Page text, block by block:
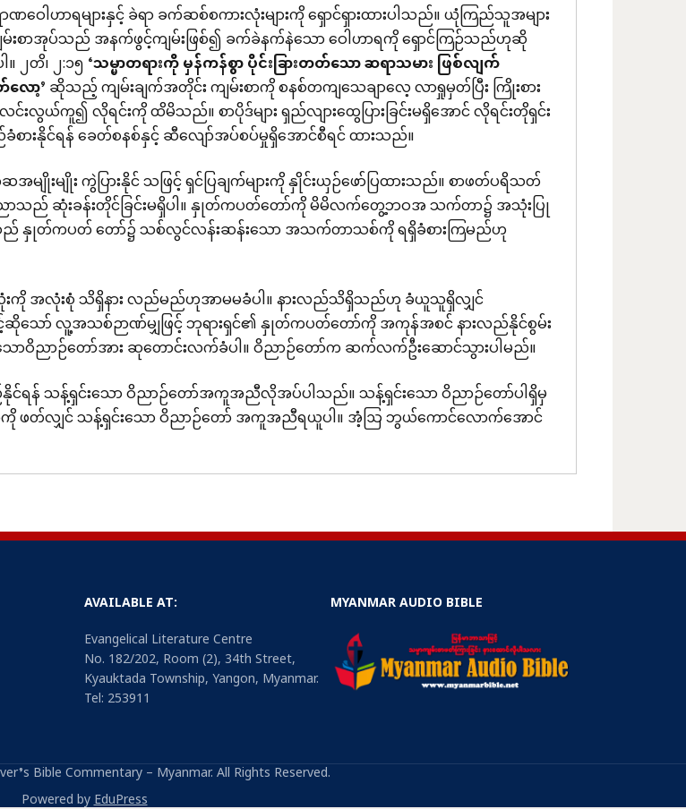
ဏဝေါဟာရများနှင့် ခဲရာ ခက်ဆစ်စကားလုံးများကို ရှောင်ရှားထားပါသည်။ ယုံကြည်သူအများ
ာအုပ်သည် အနက်ဖွင့်ကျမ်းဖြစ်၍ ခက်ခဲနက်နဲသော ဝေါဟာရကို ရှောင်ကြဉ်သည်ဟုဆို
၂တိ၊ ၂:၁၅‘သမ္မာတရားကိုမှန်ကန်စွာပိုင်းခြားတတ်သောဆရာသမားဖြစ်လျက်
လော့’ဆိုသည့် ကျမ်းချက်အတိုင်း ကျမ်းစာကို စနစ်တကျသေချာလေ့ လာရှုမှတ်ပြီး ကြိုးစား
းလွယ်ကူ၍ လိုရင်းကို ထိမိသည်။ စာပိုဒ်များ ရှည်လျားထွေပြားခြင်းမရှိအောင် လိုရင်းတိုရှင်း
စားနိုင်ရန် ခေတ်စနစ်နှင့် ဆီလျော်အပ်စပ်မှုရှိအောင်စီရင် ထားသည်။
းမျိုး ကွဲပြားနိုင် သဖြင့် ရှင်ပြချက်များကို နှိုင်းယှဉ်ဖော်ပြထားသည်။ စာဖတ်ပရိသတ်
ပညာသည် ဆုံးခန်းတိုင်ခြင်းမရှိပါ။ နှုတ်ကပတ်တော်ကို မိမိလက်တွေ့ဘဝအ သက်တာ၌ အသုံးပြု
နှုတ်ကပတ် တော်၌ သစ်လွင်လန်းဆန်းသော အသက်တာသစ်ကို ရရှိခံစားကြမည်ဟု
လုံးကို အလုံးစုံ သိရှိနား လည်မည်ဟုအာမမခံပါ။ နားလည်သိရှိသည်ဟု ခံယူသူရှိလျှင်
ဆိုသော် လူ့အသစ်ဉာဏ်မျှဖြင့် ဘုရားရှင်၏ နှုတ်ကပတ်တော်ကို အကုန်အစင် နားလည်နိုင်စွမ်း
ဝိညာဉ်တော်အား ဆုတောင်းလက်ခံပါ။ ဝိညာဉ်တော်က ဆက်လက်ဦးဆောင်သွားပါမည်။
နိုင်ရန် သန့်ရှင်းသော ဝိညာဉ်တော်အကူအညီလိုအပ်ပါသည်။ သန့်ရှင်းသော ဝိညာဉ်တော်ပါရှိမှ
ာကို ဖတ်လျှင် သန့်ရှင်းသော ဝိညာဉ်တော် အကူအညီရယူပါ။ အံ့ဩ ဘွယ်ကောင်လောက်အောင်
(၅၀)ခန့်ကြာညောင်ခဲ့ပြီဖြစ်သော်လည်း နားထဲမှာကြား ယောင်နေဆဲ။ ထိုစဉ်က သွန်သင်
နက်ဖွင့် ကျမ်းစာအုပ်တစ်အုပ်တည်ကိုးသာ တစ်သက်တွင်တစ်ခါ ဖတ်ဖူးခဲ့ပါသည်။ ဆယ်ကျော်သက်
မည်ကဲ့သို့သော စာအုပ်မျိုးဖြစ်သောကြောင့် အထင်အမြင်မသေးရမည်နည်း။ ယခုခေတ်ကာလ
ပါ။ ဥပမာ- ကျမ်းစာလာဝေါဟာရဒီပနီ၊ ကျမ်းစာအဘိဓါန်၊ ကျမ်းစာအညွန်း
မျိုးမျိုးရှိသည်။
ယောလအနာဂတ္တိကျမ်း
အာမုတ်အနာဂတ္တိကျမ်း
သြဗဒိအနာဂတ္တိကျမ်း
စာ
ရှင်ယာကုပ်သြဝါဒစာ
ရှင်ပေတရုသြဝါဒစာပဌမစောင်
နိတ်သြဝါဒစာ
AVAILABLE AT:
Evangelical Literature Centre
No. 182/202, Room (2), 34th Street,
Kyauktada Township, Yangon, Myanmar.
Tel: 253911
MYANMAR AUDIO BIBLE
Bible Commentary – Myanmar. All Rights Reserved.
Powered byEduPress